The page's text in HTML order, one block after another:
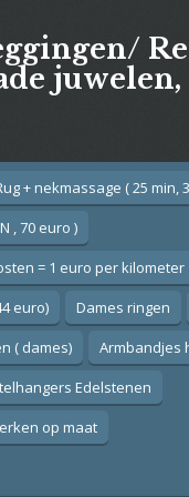
juwelen,
+ nekmassage ( 25 min,
, 70 euro )
= 1 euro per kilometer
euro) Dames ringen
( dames)
Armbandjes
Edelstenen
op maat